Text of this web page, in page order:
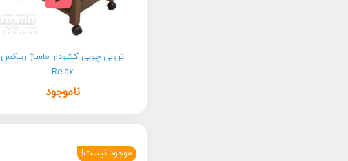
ترولی چوبی کشودار ماساژ ریلکس
Relax
ناموجود
موجود نیست!